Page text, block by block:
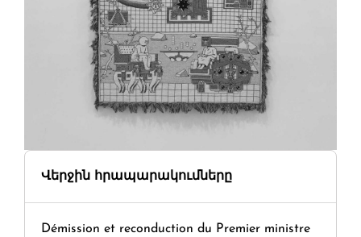
Վերջին հրապարակումները
Démission et reconduction du Premier ministre